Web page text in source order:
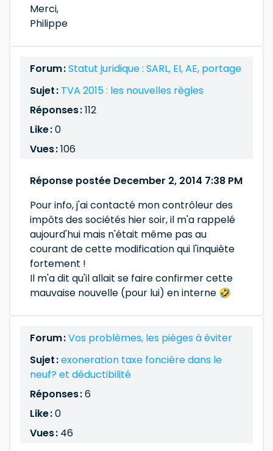
Merci,
Philippe
Forum :Statut juridique : SARL, EI, AE, portage
Sujet : TVA 2015 : les nouvelles règles
Réponses :112
Like :0
Vues :106
Réponse postée December 2, 2014 7:38 PM
Pour info, j'ai contacté mon contrôleur des
impôts des sociétés hier soir, il m'a rappelé
aujourd'hui mais n'était même pas au
courant de cette modification qui l'inquiète
fortement !
Il m'a dit qu'il allait se faire confirmer cette
mauvaise nouvelle (pour lui) en interne 🤣
Forum :Vos problèmes, les pièges à éviter
Sujet :exoneration taxe fonciére dans le
neuf? et déductibilité
Réponses :6
Like :0
Vues : 46